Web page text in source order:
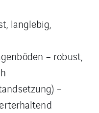
langlebig,
– robust,
–